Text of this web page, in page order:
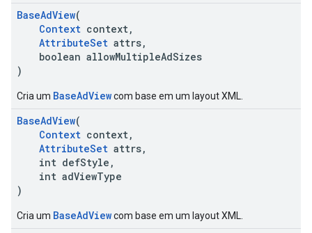
BaseAdView(
Context context,
AttributeSet attrs,
boolean allowMultipleAdSizes
)
Cria um BaseAdViewcom base em um layout XML.
BaseAdView(
Context context,
AttributeSet attrs,
int defStyle,
int adViewType
)
Cria um BaseAdViewcom base em um layout XML.